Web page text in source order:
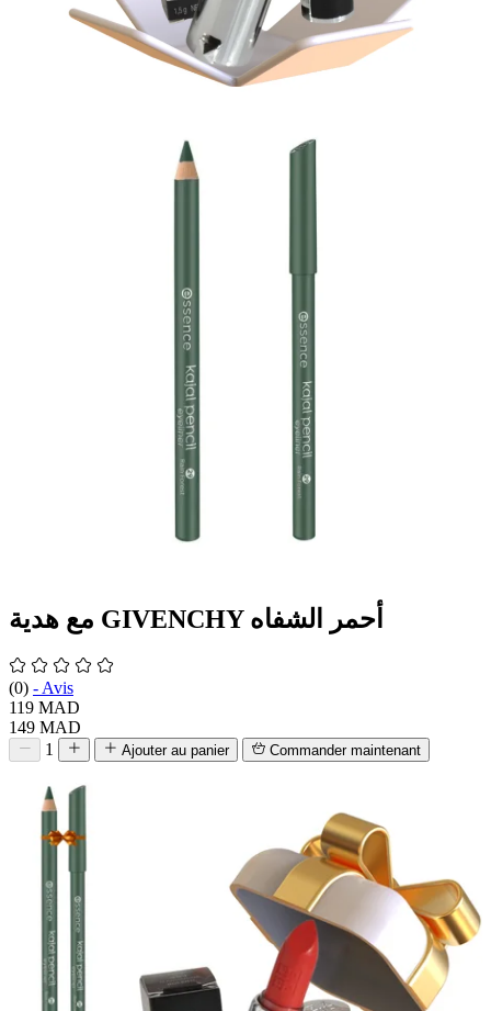
مع هدية GIVENCHY أحمر الشفاه
(0) - Avis
119 MAD
149 MAD
1
Ajouter au panier Commander maintenant